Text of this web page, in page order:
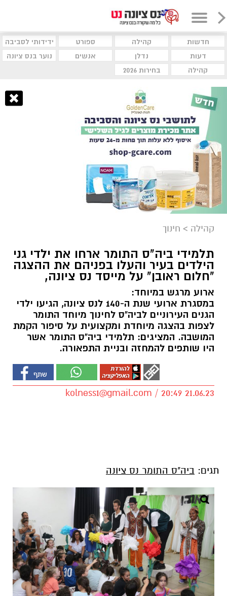
חדשות קהילה ספורט
ידידותי לסביבה
דעות
נדלן אנשים
נוער בנס ציונה
קהילה
בחירות 2026
קהילה > חינוך
תלמידי ביה"ס התומר ארחו את ילדי גני
הילדים בעיר והעלו בפניהם את ההצגה
"חלום ראובן" על מייסד נס ציונה,
ארוע מרגש במיוחד:
במסגרת ארועי שנת ה-140 לנס ציונה, הגיעו ילדי
הגנים העירוניים לביה"ס לחינוך מיוחד התומר
לצפות בהצגה מיוחדת ומקצועית על סיפור הקמת
המושבה. המציגים: תלמידי ביה"ס התומר אשר
היו שותפים להמחזה ובניית התפאורה.
kolness1@gmail.com / 20:49 21.06.23
תגים: ביה"ס התומר נס ציונה